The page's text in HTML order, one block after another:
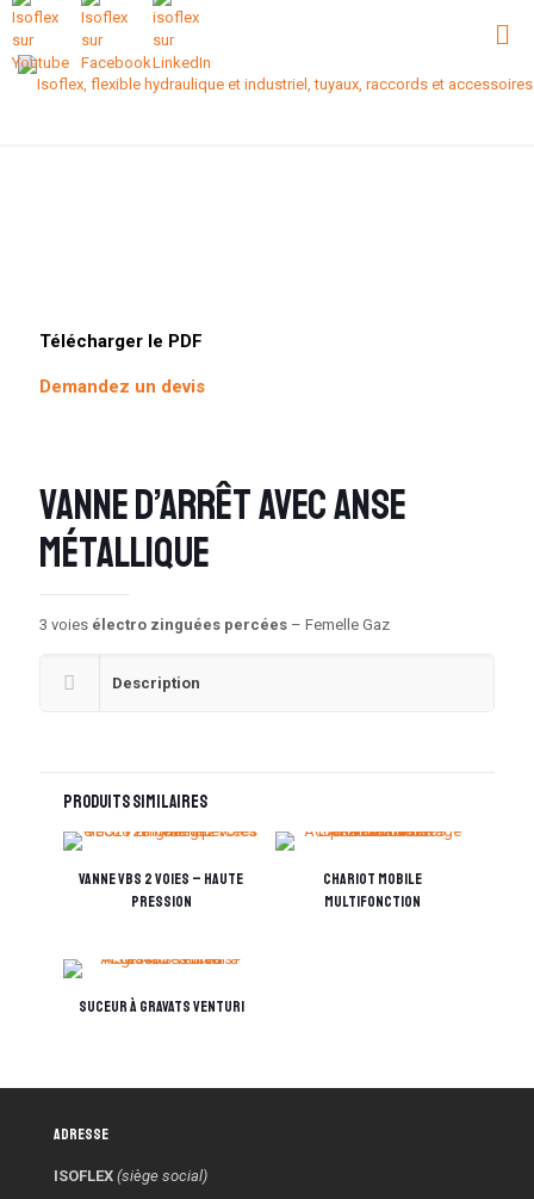
Télécharger le PDF
Demandez un devis
Vanne d’arrêt avec anse
métallique
3 voies électro zinguées percées – Femelle Gaz
Description
Produits similaires
Vanne VBS 2 voies – haute
pression
Chariot mobile
multifonction
Suceur à gravats venturi
Adresse
ISOFLEX (siège social)